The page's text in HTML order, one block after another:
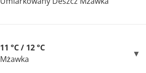
11 °C / 12 °C
Mżawka